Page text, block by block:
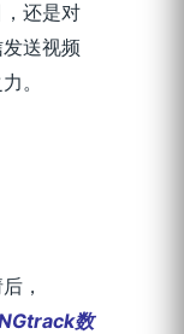
还是对
送视频
。
，
数